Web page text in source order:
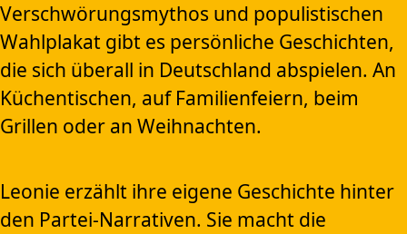
Verschwörungsmythos und populistischen
Wahlplakat gibt es persönliche Geschichten,
die sich überall in Deutschland abspielen. An
Küchentischen, auf Familienfeiern, beim
Grillen oder an Weihnachten.
Leonie erzählt ihre eigene Geschichte hinter
den Partei-Narrativen. Sie macht die